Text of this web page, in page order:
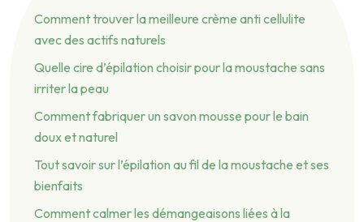
Comment trouver la meilleure crème anti cellulite
avec des actifs naturels
Quelle cire d’épilation choisir pour la moustache sans
irriter la peau
Comment fabriquer un savon mousse pour le bain
doux et naturel
Tout savoir sur l’épilation au fil de la moustache et ses
bienfaits
Comment calmer les démangeaisons liées à la